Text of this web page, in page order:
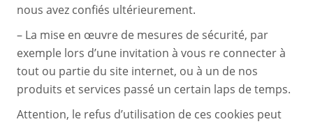
nous avez confiés ultérieurement.
– La mise en œuvre de mesures de sécurité, par
exemple lors d’une invitation à vous re connecter à
tout ou partie du site internet, ou à un de nos
produits et services passé un certain laps de temps.
Attention, le refus d’utilisation de ces cookies peut